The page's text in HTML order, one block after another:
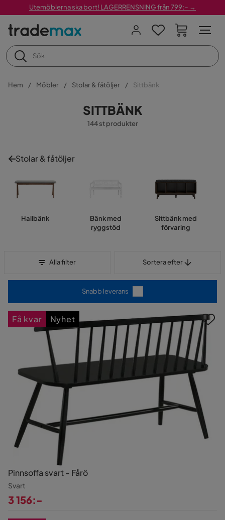
Utemöblerna ska bort! LAGERRENSNING från 799:– →
Hem Möbler Stolar & fåtöljer Sittbänk
SITTBÄNK
144 st produkter
Stolar & fåtöljer
Hallbänk
Bänk med
ryggstöd
Sittbänk med
förvaring
Alla filter Sortera efter
Snabb leverans
Pinnsoffa svart - Fårö
Svart
3 156:-
Få kvar Nyhet